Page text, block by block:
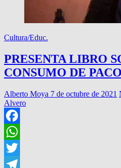
Cultura/Educ.
PRESENTA LIBRO
CONSUMO DE PACO
Alberto Moya 7 de octubre de 2021
Alvero
Facebook
WhatsApp
Twitter